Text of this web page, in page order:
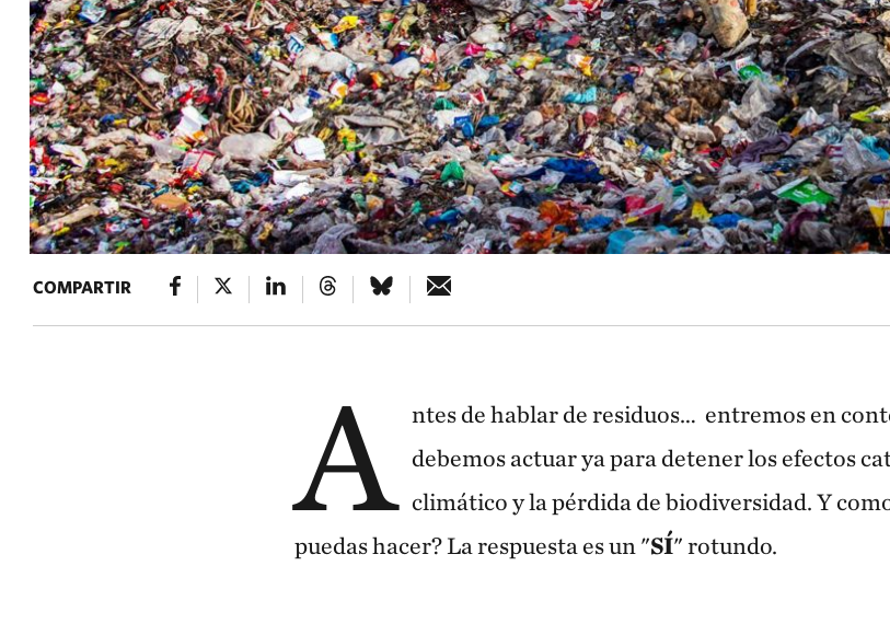
COMPARTIR
A ntes de hablar de residuos… entremos en
debemos actuar ya para detener los efectos
climático y la pérdida de biodiversidad. Y
puedas hacer? La respuesta es un "SÍ" rotundo.